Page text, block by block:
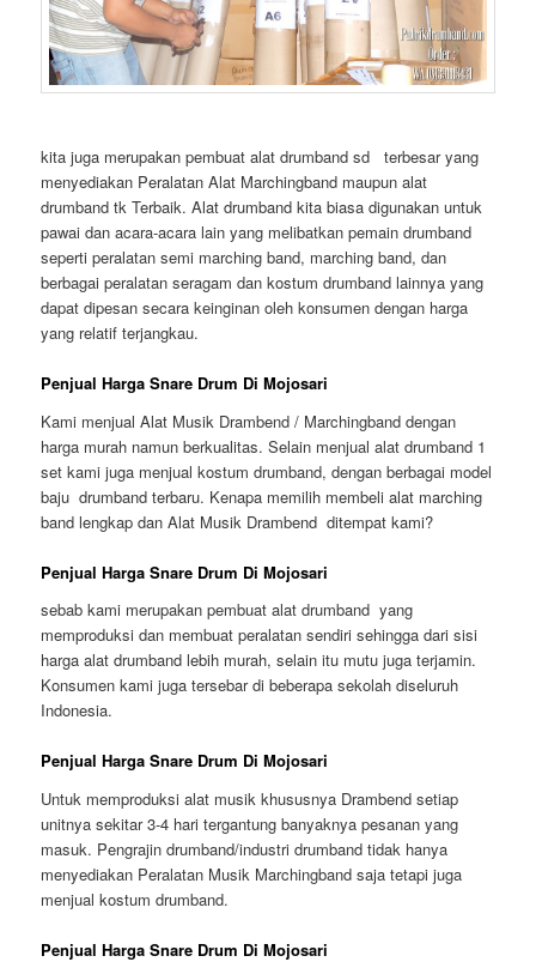
kita juga merupakan pembuat alat drumband sd terbesar yang
menyediakan Peralatan Alat Marchingband maupun alat
drumband tk Terbaik. Alat drumband kita biasa digunakan untuk
pawai dan acara-acara lain yang melibatkan pemain drumband
seperti peralatan semi marching band, marching band, dan
berbagai peralatan seragam dan kostum drumband lainnya yang
dapat dipesan secara keinginan oleh konsumen dengan harga
yang relatif terjangkau.
Penjual Harga Snare Drum Di Mojosari
Kami menjual Alat Musik Drambend / Marchingband dengan
harga murah namun berkualitas. Selain menjual alat drumband 1
set kami juga menjual kostum drumband, dengan berbagai model
baju drumband terbaru. Kenapa memilih membeli alat marching
band lengkap dan Alat Musik Drambend ditempat kami?
Penjual Harga Snare Drum Di Mojosari
sebab kami merupakan pembuat alat drumband yang
memproduksi dan membuat peralatan sendiri sehingga dari sisi
harga alat drumband lebih murah, selain itu mutu juga terjamin.
Konsumen kami juga tersebar di beberapa sekolah diseluruh
Indonesia.
Penjual Harga Snare Drum Di Mojosari
Untuk memproduksi alat musik khususnya Drambend setiap
unitnya sekitar 3-4 hari tergantung banyaknya pesanan yang
masuk. Pengrajin drumband/industri drumband tidak hanya
menyediakan Peralatan Musik Marchingband saja tetapi juga
menjual kostum drumband.
Penjual Harga Snare Drum Di Mojosari